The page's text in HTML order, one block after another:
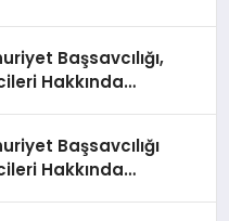
Başsavcılığı,
Hakkında
Başsavcılığı
Hakkında